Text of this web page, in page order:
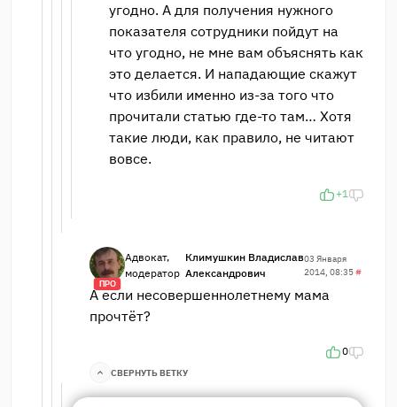
угодно. А для получения нужного
показателя сотрудники пойдут на
что угодно, не мне вам объяснять как
это делается. И нападающие скажут
что избили именно из-за того что
прочитали статью где-то там… Хотя
такие люди, как правило, не читают
вовсе.
+1
ПРО
Адвокат,
модератор
Климушкин Владислав
Александрович
03 Января
2014, 08:35#
А если несовершеннолетнему мама
прочтёт?
0
СВЕРНУТЬ ВЕТКУ